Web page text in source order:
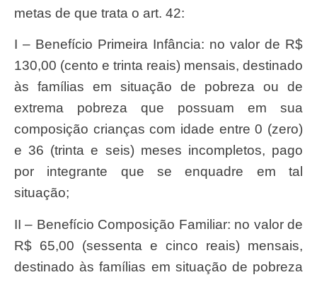
metas de que trata o art. 42:
I – Benefício Primeira Infância: no valor de R$
130,00 (cento e trinta reais) mensais, destinado
às famílias em situação de pobreza ou de
extrema pobreza que possuam em sua
composição crianças com idade entre 0 (zero)
e 36 (trinta e seis) meses incompletos, pago
por integrante que se enquadre em tal
situação;
II – Benefício Composição Familiar: no valor de
R$ 65,00 (sessenta e cinco reais) mensais,
destinado às famílias em situação de pobreza